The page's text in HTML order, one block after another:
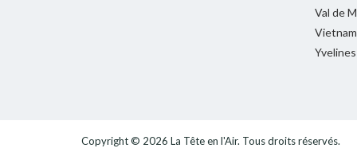
Val de
Vietnam
Yvelines
Copyright © 2026 La Tête en l'Air. Tous droits réservés.